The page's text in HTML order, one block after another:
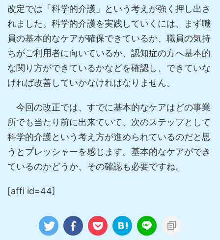
改定では「科学的介護」という考えが強く押し出さ
れました。科学的介護を実践していくには、まず職
員の基本的なケアが確保できているか、職員の気持
ちがご利用者に向いているか、認知症の方へ基本的
な関り方ができているかなどを確認し、できていな
ければ改善していかなければなりません。
今回の改正では、すでに基本的なケアはどの事業
所でも当たり前に出来ていて、次のステップとして
科学的介護という考え方が進められているのだと思
うとプレッシャーを感じます。基本的なケアができ
ているのかどうか、その確認も必要ですね。
[affi id=44]